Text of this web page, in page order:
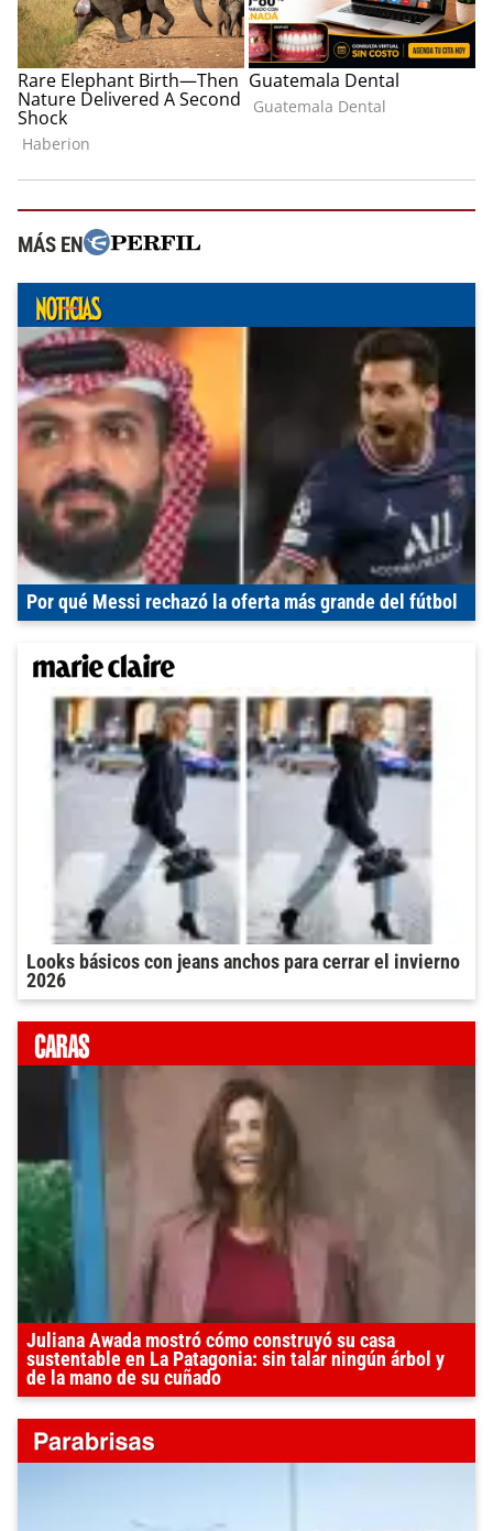
MÁS EN
Por qué Messi rechazó la oferta más grande del fútbol
Looks básicos con jeans anchos para cerrar el invierno
2026
Juliana Awada mostró cómo construyó su casa
sustentable en La Patagonia: sin talar ningún árbol y
de la mano de su cuñado